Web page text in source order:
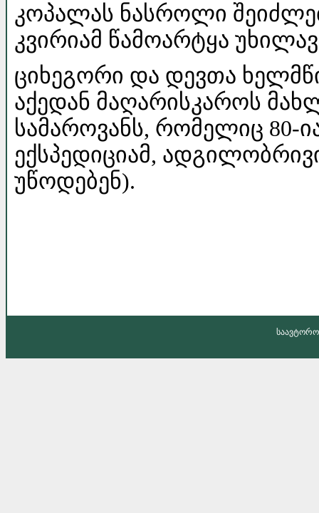
კოპალას ნასროლი
კვირიამ წამოარტყა
ციხეგორი და დევთა
აქედან მაღარისკაროს
სამაროვანს, რომელიც 80-
ექსპედიციამ,
უწოდებენ).
საავტორო